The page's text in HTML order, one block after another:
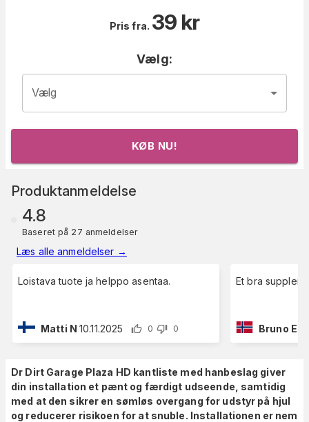
Pris fra. 39 kr
Vælg:
Vælg
KØB NU!
Produktanmeldelse
4.8
Baseret på 27 anmeldelser
Læs alle anmeldelser →
Loistava tuote ja helppo asentaa.
Matti N 10.11.2025 0 0
Et bra
Bruno E
Dr Dirt Garage Plaza HD kantliste med hanbeslag giver
din installation et pænt og færdigt udseende, samtidig
med at den sikrer en sømløs overgang for udstyr på hjul
og reducerer risikoen for at snuble. Installationen er nem